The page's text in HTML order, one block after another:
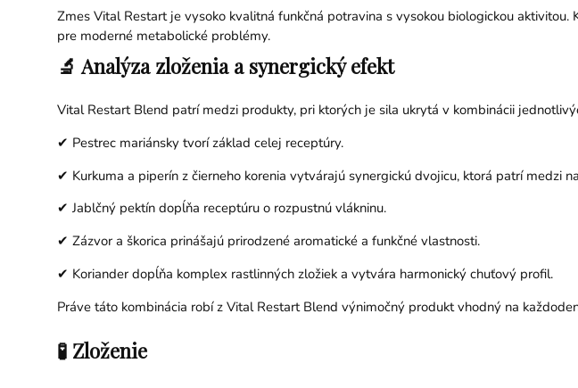
Zmes Vital Restart je vysoko kvalitná funkčná potravina s vysokou biologickou
pre moderné metabolické problémy.
🔬 Analýza zloženia a synergický efekt
Vital Restart Blend patrí medzi produkty, pri ktorých je sila ukrytá v kombinácii
✔ Pestrec mariánsky tvorí základ celej receptúry.
✔ Kurkuma a piperín z čierneho korenia vytvárajú synergickú dvojicu, ktorá patrí medzi
✔ Jablčný pektín dopĺňa receptúru o rozpustnú vlákninu.
✔ Zázvor a škorica prinášajú prirodzené aromatické a funkčné vlastnosti.
✔ Koriander dopĺňa komplex rastlinných zložiek a vytvára harmonický chuťový profil.
Práve táto kombinácia robí z Vital Restart Blend výnimočný produkt vhodný na
🧪 Zloženie